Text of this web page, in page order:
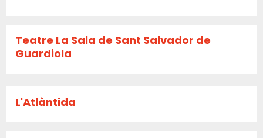
Teatre La Sala de Sant Salvador de
Guardiola
L'Atlàntida